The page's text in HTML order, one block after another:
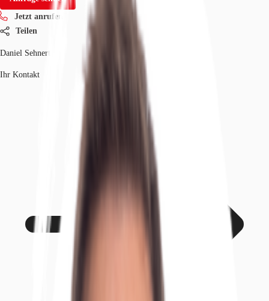
Jetzt anrufen
Teilen
Daniel Sehnert
Ihr Kontakt